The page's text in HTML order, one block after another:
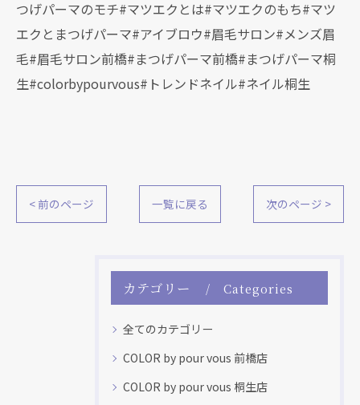
つげパーマのモチ#マツエクとは#マツエクのもち#マツ
エクとまつげパーマ#アイブロウ#眉毛サロン#メンズ眉
毛#眉毛サロン前橋#まつげパーマ前橋#まつげパーマ桐
生#colorbypourvous#トレンドネイル#ネイル桐生
< 前のページ 一覧に戻る 次のページ >
カテゴリー Categories
全てのカテゴリー
COLOR by pour vous 前橋店
COLOR by pour vous 桐生店